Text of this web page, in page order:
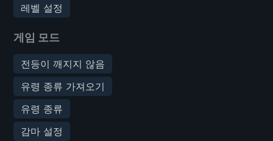
레벨 설정
게임 모드
전등이 깨지지 않음
유령 종류 가져오기
유령 종류
감마 설정